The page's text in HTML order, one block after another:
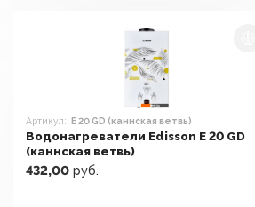
Артикул: E 20 GD (каннская ветвь)
Водонагреватели Edisson E 20 GD
(каннская ветвь)
432,00 руб.